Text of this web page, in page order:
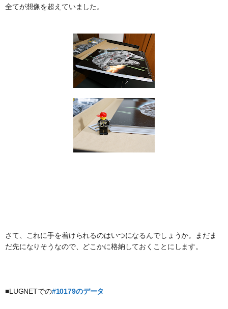
全てが想像を超えていました。
さて、これに手を着けられるのはいつになるんでしょうか。まだま
だ先になりそうなので、どこかに格納しておくことにします。
■LUGNETでの#10179のデータ